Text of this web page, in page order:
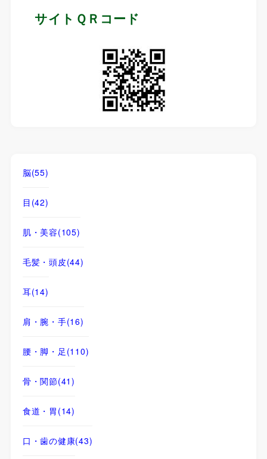
サイトＱＲコード
脳(55)
目 (42)
肌・美容(105)
毛髪・頭皮(44)
耳(14)
肩・腕・手(16)
腰・脚・足 (110)
骨・関節(41)
食道・胃 (14)
口・歯の健康(43)